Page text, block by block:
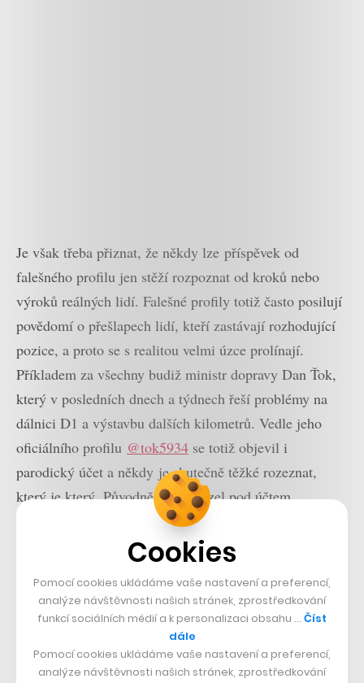
Je však třeba přiznat, že někdy lze příspěvek od
falešného profilu jen stěží rozpoznat od kroků nebo
výroků reálných lidí. Falešné profily totiž často posilují
povědomí o přešlapech lidí, kteří zastávají rozhodující
pozice, a proto se s realitou velmi úzce prolínají.
Příkladem za všechny budiž ministr dopravy Dan Ťok,
který v posledních dnech a týdnech řeší problémy na
dálnici D1 a výstavbu dalších kilometrů. Vedle jeho
oficiálního profilu @tok5934 se totiž objevil i
parodický účet a někdy je skutečně těžké rozeznat,
který je který. Původně se nacházel pod účtem
@dantok1234, který však Twitter před několika dny
zablokoval. Rychle se však objevil nový,
více sledujících, než má sám oficiální ministr dopravy.
Ve většině případů se přitom nejedná o nějakou
propracovanou strategii, za kterou by měli stát PR
Cookies
Pomocí cookies ukládáme vaše nastavení a preferencí,
analýze návštěvnosti našich stránek, zprostředkování
funkcí sociálních médií a k personalizaci obsahu … Číst
dále
Pomocí cookies ukládáme vaše nastavení a preferencí,
analýze návštěvnosti našich stránek, zprostředkování